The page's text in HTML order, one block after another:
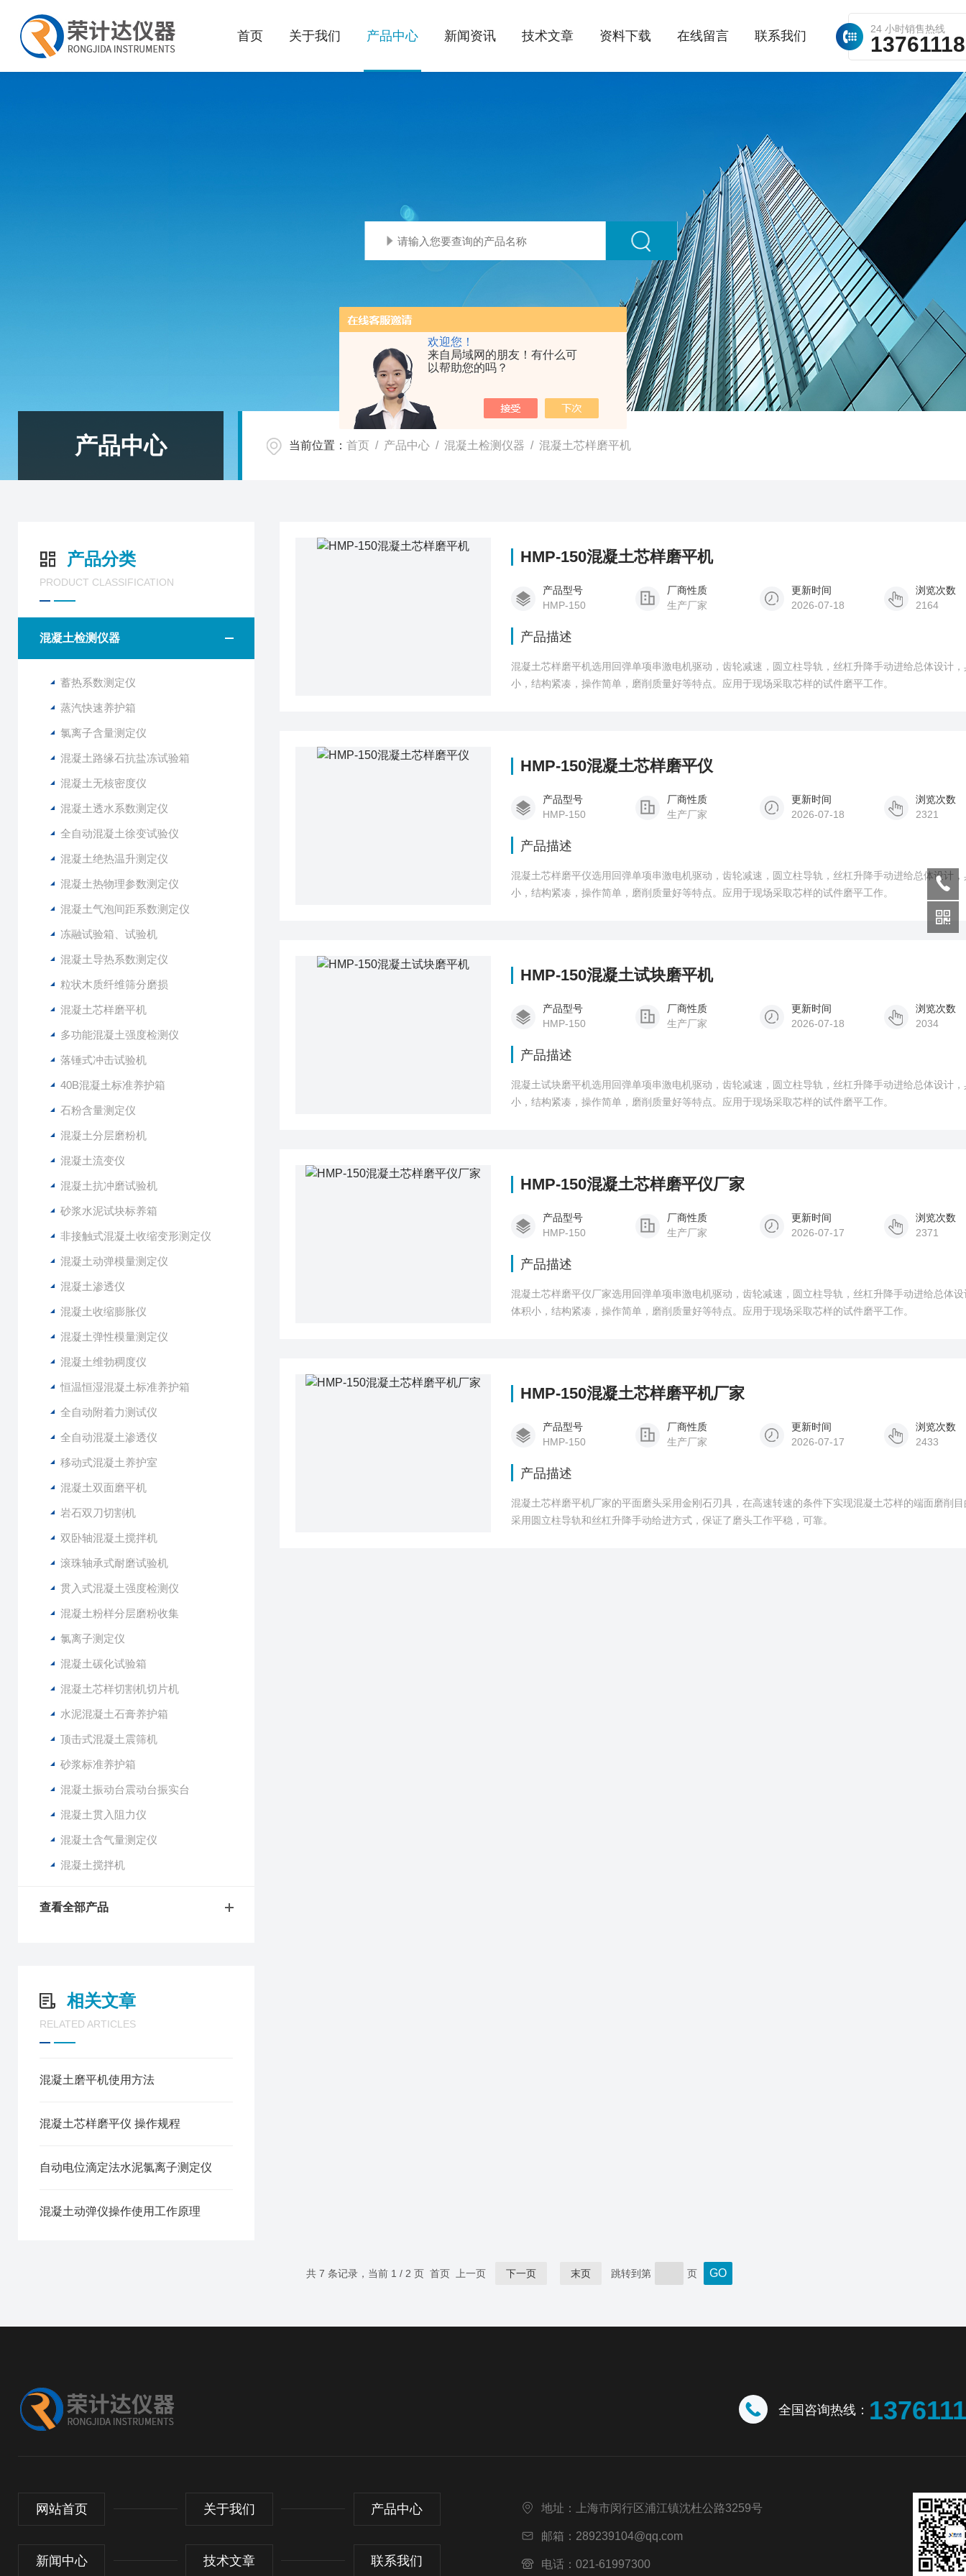
欢迎您！
来自局域网的朋友！有什么可
以帮助您的吗？
24 小时销售热线
首页 关于我们 产品中心 新闻资讯 技术文章 资料下载 在线留言 联系我们
产品中心 当前位置： 首页 / 产品中心 / 混凝土检测仪器 / 混凝土芯样磨平机
产品分类
PRODUCT CLASSIFICATION
混凝土检测仪器
蓄热系数测定仪
蒸汽快速养护箱
氯离子含量测定仪
混凝土路缘石抗盐冻试验箱
混凝土无核密度仪
混凝土透水系数测定仪
全自动混凝土徐变试验仪
混凝土绝热温升测定仪
混凝土热物理参数测定仪
混凝土气泡间距系数测定仪
冻融试验箱、试验机
混凝土导热系数测定仪
粒状木质纤维筛分磨损
混凝土芯样磨平机
多功能混凝土强度检测仪
落锤式冲击试验机
40B混凝土标准养护箱
石粉含量测定仪
混凝土分层磨粉机
混凝土流变仪
混凝土抗冲磨试验机
砂浆水泥试块标养箱
非接触式混凝土收缩变形测定仪
混凝土动弹模量测定仪
混凝土渗透仪
混凝土收缩膨胀仪
混凝土弹性模量测定仪
混凝土维勃稠度仪
恒温恒湿混凝土标准养护箱
全自动附着力测试仪
全自动混凝土渗透仪
移动式混凝土养护室
混凝土双面磨平机
岩石双刀切割机
双卧轴混凝土搅拌机
滚珠轴承式耐磨试验机
贯入式混凝土强度检测仪
混凝土粉样分层磨粉收集
氯离子测定仪
混凝土碳化试验箱
混凝土芯样切割机切片机
水泥混凝土石膏养护箱
顶击式混凝土震筛机
砂浆标准养护箱
混凝土振动台震动台振实台
混凝土贯入阻力仪
混凝土含气量测定仪
混凝土搅拌机
查看全部产品
相关文章
RELATED ARTICLES
混凝土磨平机使用方法
混凝土芯样磨平仪 操作规程
自动电位滴定法水泥氯离子测定仪
混凝土动弹仪操作使用工作原理
HMP-150混凝土芯样磨平机
产品型号
HMP-150
厂商性质
生产厂家
更新时间
2026-07-18
浏览次数
2164
产品描述
混凝土芯样磨平机选用回弹单项串激电机驱动，齿轮减速，圆立柱导轨，丝杠升降手动进给总体设计
小，结构紧凑，操作简单，磨削质量好等特点。应用于现场采取芯样的试件磨平工作。
HMP-150混凝土芯样磨平仪
产品型号
HMP-150
厂商性质
生产厂家
更新时间
2026-07-18
浏览次数
2321
产品描述
混凝土芯样磨平仪选用回弹单项串激电机驱动，齿轮减速，圆立柱导轨，丝杠升降手动进给总体设计
小，结构紧凑，操作简单，磨削质量好等特点。应用于现场采取芯样的试件磨平工作。
HMP-150混凝土试块磨平机
产品型号
HMP-150
厂商性质
生产厂家
更新时间
2026-07-18
浏览次数
2034
产品描述
混凝土试块磨平机选用回弹单项串激电机驱动，齿轮减速，圆立柱导轨，丝杠升降手动进给总体设计
小，结构紧凑，操作简单，磨削质量好等特点。应用于现场采取芯样的试件磨平工作。
HMP-150混凝土芯样磨平仪厂家
产品型号
HMP-150
厂商性质
生产厂家
更新时间
2026-07-17
浏览次数
2371
产品描述
混凝土芯样磨平仪厂家选用回弹单项串激电机驱动，齿轮减速，圆立柱导轨，丝杠升降手动进给总体
体积小，结构紧凑，操作简单，磨削质量好等特点。应用于现场采取芯样的试件磨平工作。
HMP-150混凝土芯样磨平机厂家
产品型号
HMP-150
厂商性质
生产厂家
更新时间
2026-07-17
浏览次数
2433
产品描述
混凝土芯样磨平机厂家的平面磨头采用金刚石刃具，在高速转速的条件下实现混凝土芯样的端面磨削
采用圆立柱导轨和丝杠升降手动给进方式，保证了磨头工作平稳，可靠。
共 7 条记录，当前 1 / 2 页 首页 上一页 下一页 末页 跳转到第 页
全国咨询热线：
网站首页 关于我们 产品中心
新闻中心 技术文章 联系我们
地址：上海市闵行区浦江镇沈杜公路3259号
邮箱：289239104@qq.com
电话：021-61997300